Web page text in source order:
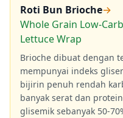
Roti Bun Brioche→
Whole Grain Low-
Lettuce Wrap
Brioche dibuat dengan
mempunyai indeks
bijirin penuh rendah
banyak serat dan
glisemik sebanyak 50-